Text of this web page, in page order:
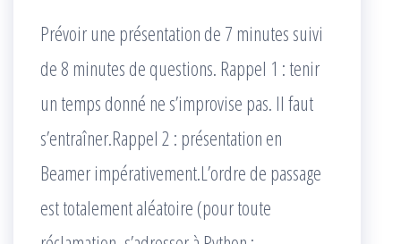
Prévoir une présentation de 7 minutes suivi
de 8 minutes de questions. Rappel 1 : tenir
un temps donné ne s’improvise pas. Il faut
s’entraîner.Rappel 2 : présentation en
Beamer impérativement.L’ordre de passage
est totalement aléatoire (pour toute